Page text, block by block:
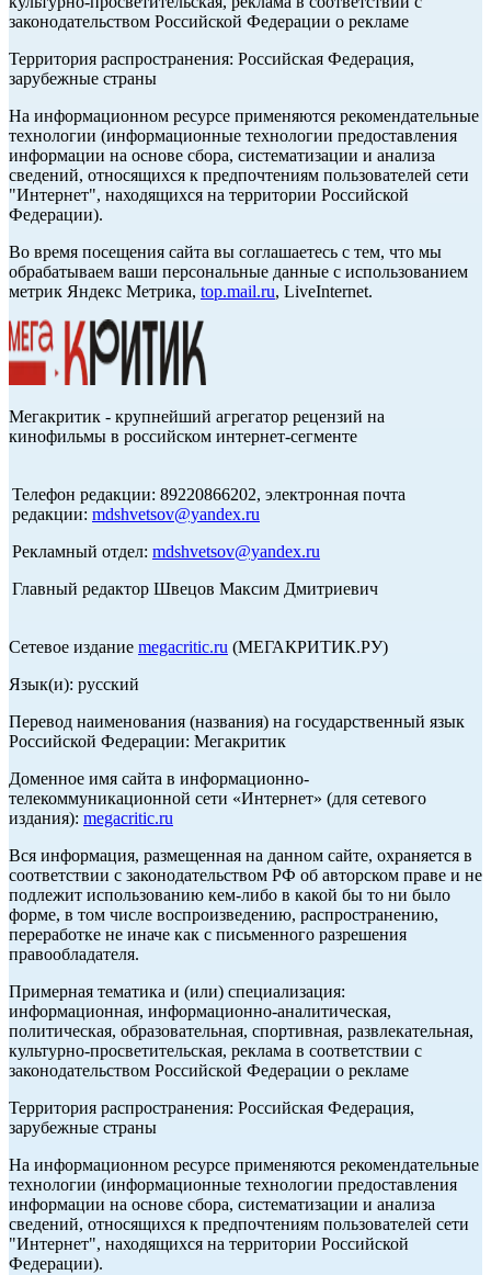
законодательством Российской Федерации о рекламе
Территория распространения: Российская Федерация,
зарубежные страны
На информационном ресурсе применяются рекомендательные
технологии (информационные технологии предоставления
информации на основе сбора, систематизации и анализа
сведений, относящихся к предпочтениям пользователей сети
"Интернет", находящихся на территории Российской
Федерации).
Во время посещения сайта вы соглашаетесь с тем, что мы
обрабатываем ваши персональные данные с использованием
метрик Яндекс Метрика, top.mail.ru, LiveInternet.
Мегакритик - крупнейший агрегатор рецензий на
кинофильмы в российском интернет-сегменте
Телефон редакции: 89220866202, электронная почта
редакции: mdshvetsov@yandex.ru
Рекламный отдел: mdshvetsov@yandex.ru
Главный редактор Швецов Максим Дмитриевич
Сетевое издание megacritic.ru (МЕГАКРИТИК.РУ)
Язык(и): русский
Перевод наименования (названия) на государственный язык
Российской Федерации: Мегакритик
Доменное имя сайта в информационно-
телекоммуникационной сети «Интернет» (для сетевого
издания): megacritic.ru
Вся информация, размещенная на данном сайте, охраняется в
соответствии с законодательством РФ об авторском праве и не
подлежит использованию кем-либо в какой бы то ни было
форме, в том числе воспроизведению, распространению,
переработке не иначе как с письменного разрешения
правообладателя.
Примерная тематика и (или) специализация:
информационная, информационно-аналитическая,
политическая, образовательная, спортивная, развлекательная,
культурно-просветительская, реклама в соответствии с
законодательством Российской Федерации о рекламе
Территория распространения: Российская Федерация,
зарубежные страны
На информационном ресурсе применяются рекомендательные
технологии (информационные технологии предоставления
информации на основе сбора, систематизации и анализа
сведений, относящихся к предпочтениям пользователей сети
"Интернет", находящихся на территории Российской
Федерации).